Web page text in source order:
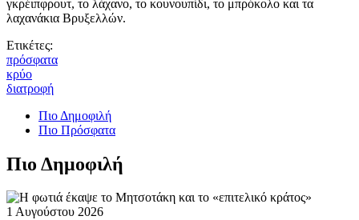
γκρέιπφρουτ, το λάχανο, το κουνουπίδι, το μπρόκολο και τα
λαχανάκια Βρυξελλών.
Ετικέτες:
πρόσφατα
κρύο
διατροφή
Πιο Δημοφιλή
Πιο Πρόσφατα
Πιο Δημοφιλή
1 Αυγούστου 2026